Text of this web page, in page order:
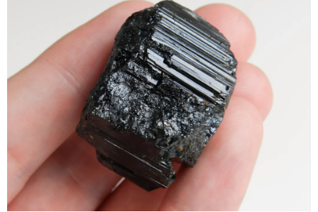
VIDEOGALERIE
KONTAKT
Obchodní podmínky
Podmínky ochrany osobních údajů
Poučení o právu na odstoupení od smlouvy
Puncovní značky
Výkup minerálů a drahých kamenů
Kontakt